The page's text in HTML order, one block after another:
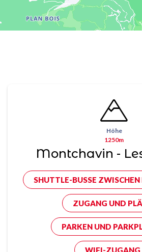
Höhe
1250m
Montchavin -
SHUTTLE-BUSSE
ZUGANG UND
PARKEN UND
WIFI-ZUGANG